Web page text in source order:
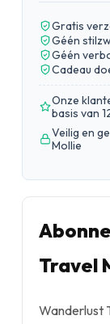
Gratis
Géén
Géén
Cadeau
Onze
basis van
Veilig en
Mollie
Travel
Wanderlust